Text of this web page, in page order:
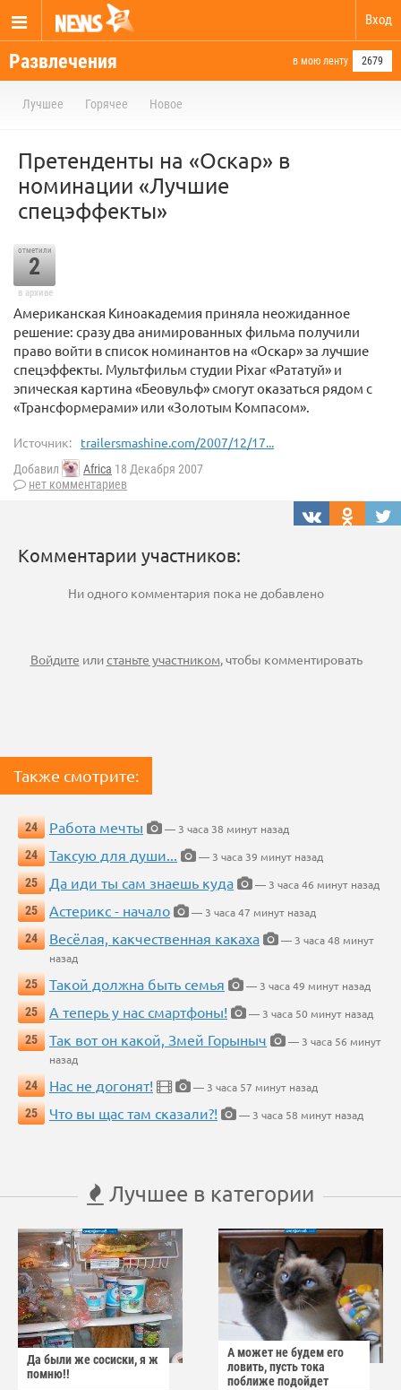
Вход
Развлечения в мою ленту 2679
Лучшее Горячее Новое
Претенденты на «Оскар» в
номинации «Лучшие
спецэффекты»
отметили
2
в архиве
Американская Киноакадемия приняла неожиданное
решение: сразу два анимированных фильма получили
право войти в список номинантов на «Оскар» за лучшие
спецэффекты. Мультфильм студии Pixar «Рататуй» и
эпическая картина «Беовульф» смогут оказаться рядом с
«Трансформерами» или «Золотым Компасом».
Источник: trailersmashine.com/2007/12/17...
Добавил Africa 18 Декабря 2007
нет комментариев
Комментарии участников:
Ни одного комментария пока не добавлено
Войдите илистаньте участником, чтобы комментировать
Также смотрите:
24 Работа мечты
— 3 часа 38 минут назад
24
Таксую для души...
— 3 часа 39 минут назад
25
Да иди ты сам знаешь куда
— 3 часа 46 минут назад
25
Астерикс - начало
— 3 часа 47 минут назад
24
Весёлая, какчественная какаха
— 3 часа 48 минут
назад
25
Такой должна быть семья
— 3 часа 49 минут назад
25
А теперь у нас смартфоны!
— 3 часа 50 минут назад
25
Так вот он какой, Змей Горыныч
— 3 часа 56 минут
назад
24
Нас не догонят!
— 3 часа 57 минут назад
25
Что вы щас там сказали?! — 3 часа 58 минут назад
Лучшее в категории
Да были же сосиски, я ж
помню!!
А может не будем его
ловить, пусть тока
поближе подойдет